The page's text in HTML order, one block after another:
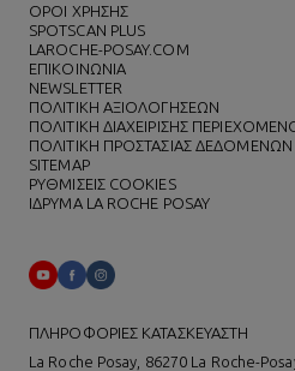
ΌΡΟΙ ΧΡΗΣΗΣ
SPOTSCAN PLUS
LAROCHE-POSAY.COM
ΕΠΙΚΟΙΝΩΝΙΑ
NEWSLETTER
ΠΟΛΙΤΙΚΗ ΑΞΙΟΛΟΓΗΣΕΩΝ
ΠΟΛΙΤΙΚΗ ΔΙΑΧΕΙΡΙΣΗΣ
ΠΟΛΙΤΙΚΗ ΠΡΟΣΤΑΣΙΑΣ ΔΕΔΟΜΕΝΩΝ
SITEMAP
ΡΥΘΜΙΣΕΙΣ COOKIES
ΙΔΡΥΜΑ LA ROCHE POSAY
ΠΛΗΡΟΦΟΡΙΕΣ ΚΑΤΑΣΚΕΥΑΣΤΗ
La Roche Posay, 86270 La Roche-